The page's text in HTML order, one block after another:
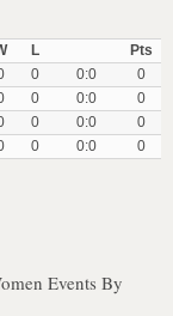
L
Pts
0 0:0
0
0 0:0
0
0 0:0
0
0 0:0 0
Events By